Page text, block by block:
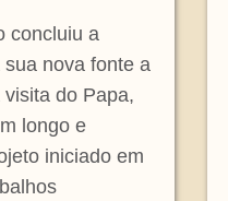
concluiu a
nova fonte a
do Papa,
longo e
iniciado em